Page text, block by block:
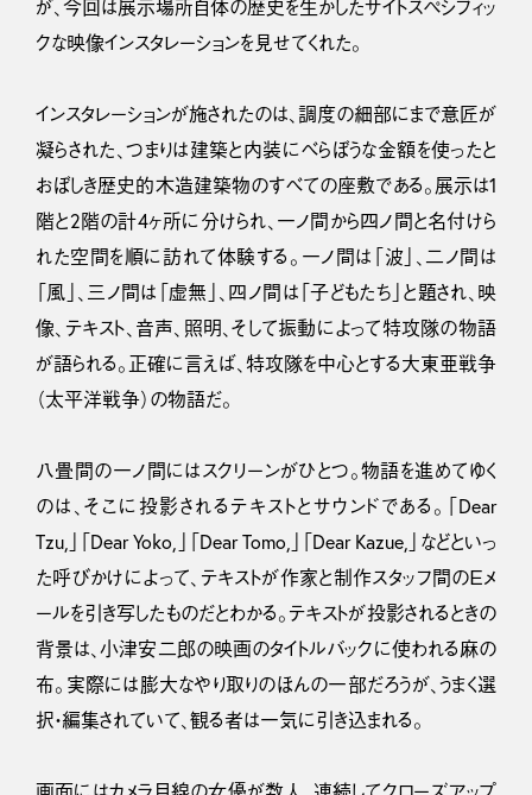
が、今回は展示場所自体の歴史を生かしたサイトスペシフィッ
クな映像インスタレーションを見せてくれた。
インスタレーションが施されたのは、調度の細部にまで意匠が
凝らされた、つまりは建築と内装にべらぼうな金額を使ったと
おぼしき歴史的木造建築物のすべての座敷である。展示は1
階と2階の計4ヶ所に分けられ、一ノ間から四ノ間と名付けら
れた空間を順に訪れて体験する。一ノ間は「波」、二ノ間は
「風」、三ノ間は「虚無」、四ノ間は「子どもたち」と題され、映
像、テキスト、音声、照明、そして振動によって特攻隊の物語
が語られる。正確に言えば、特攻隊を中心とする大東亜戦争
（太平洋戦争）の物語だ。
八畳間の一ノ間にはスクリーンがひとつ。物語を進めてゆく
のは、そこに投影されるテキストとサウンドである。「Dear
Tzu,」「Dear Yoko,」「Dear Tomo,」「Dear Kazue,」などといっ
た呼びかけによって、テキストが作家と制作スタッフ間のＥメ
ールを引き写したものだとわかる。テキストが投影されるときの
背景は、小津安二郎の映画のタイトルバックに使われる麻の
布。実際には膨大なやり取りのほんの一部だろうが、うまく選
択・編集されていて、観る者は一気に引き込まれる。